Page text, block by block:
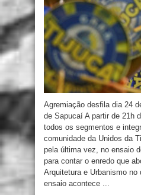
Agremiação desfila dia 24
de Sapucaí A partir de 21h
todos os segmentos e
comunidade da Unidos da
pela última vez, no ensaio
para contar o enredo que
Arquitetura e Urbanismo
ensaio acontece ...